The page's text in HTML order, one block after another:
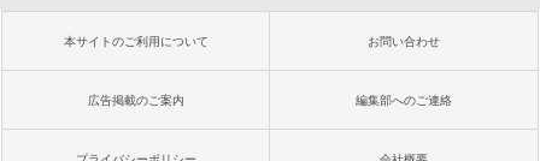
本サイトのご利用について お問い合わせ
広告掲載のご案内 編集部へのご連絡